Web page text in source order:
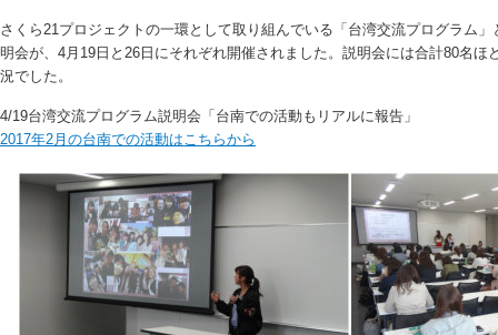
さくら21プロジェクトの一環として取り組んでいる「台湾交流プログラム
明会が、4月19日と26日にそれぞれ開催されました。説明会には合計80名ほ
況でした。
4/19台湾交流プログラム説明会「台南での活動もリアルに報告」
2017年2月の台南での活動はこちらから